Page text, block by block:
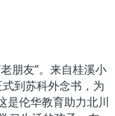
朋友”。来自桂溪小
到苏科外念书，为
是伦华教育助力北川